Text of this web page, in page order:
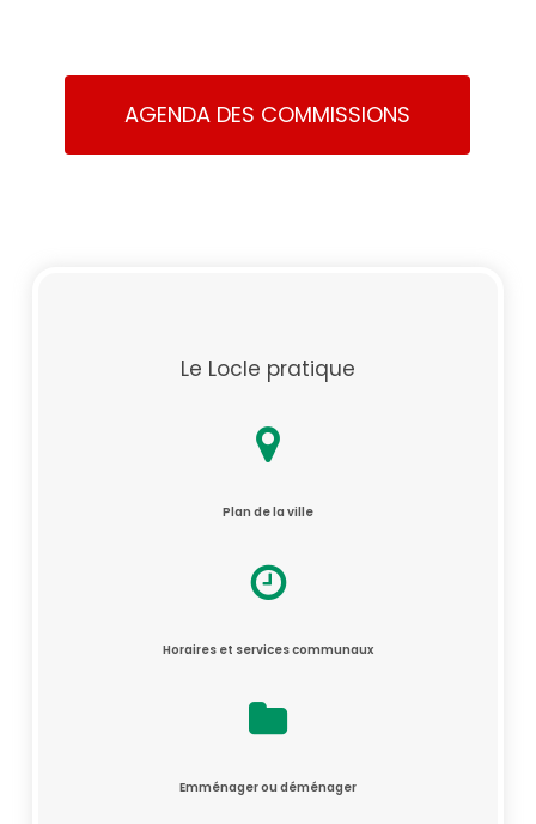
AGENDA DES COMMISSIONS
Le Locle pratique
Plan de la ville
Horaires et services communaux
Emménager ou déménager